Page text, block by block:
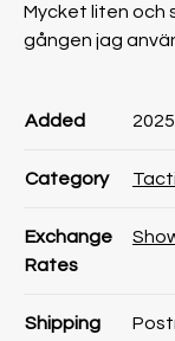
Mycket liten och
gången jag
Added
Category
Exchange
Rates
Shipping